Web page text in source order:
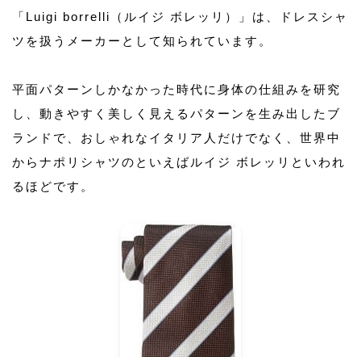
「Luigi borrelli（ルイジ ボレッリ）」は、ドレスシャ
ツを扱うメーカーとして知られています。
平面パターンしかなかった時代に身体の仕組みを研究
し、動きやすく美しく見えるパターンを生み出したブ
ランドで、おしゃれなイタリア人だけでなく、世界中
からナポリシャツのといえばルイジ ボレッリといわれ
るほどです。